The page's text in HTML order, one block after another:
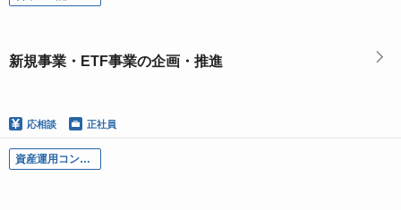
新規事業・ETF事業の企画・推進
応相談 正社員
資産運用コンサルティング部-法人営業チーム・年金営業チーム／機関投資家向けのリレーションシップ・マネージャー